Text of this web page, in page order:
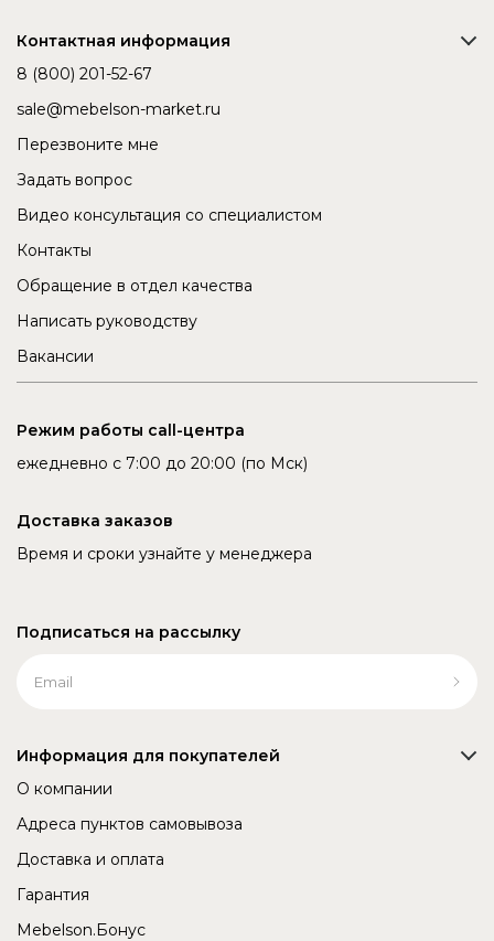
Контактная информация
8 (800) 201-52-67
sale@mebelson-market.ru
Перезвоните мне
Задать вопрос
Видео консультация со специалистом
Контакты
Обращение в отдел качества
Написать руководству
Вакансии
Режим работы call-центра
ежедневно с 7:00 до 20:00 (по Мск)
Доставка заказов
Время и сроки узнайте у менеджера
Подписаться на рассылку
Информация для покупателей
О компании
Адреса пунктов самовывоза
Доставка и оплата
Гарантия
Mebelson.Бонус